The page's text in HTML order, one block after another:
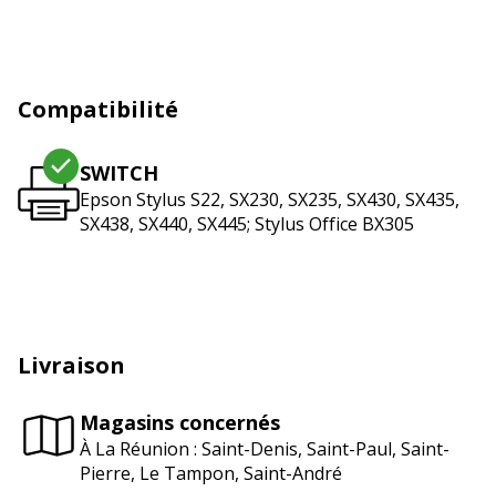
Compatibilité
SWITCH
Epson Stylus S22, SX230, SX235, SX430, SX435,
SX438, SX440, SX445; Stylus Office BX305
Livraison
Magasins concernés
À La Réunion : Saint-Denis, Saint-Paul, Saint-
Pierre, Le Tampon, Saint-André